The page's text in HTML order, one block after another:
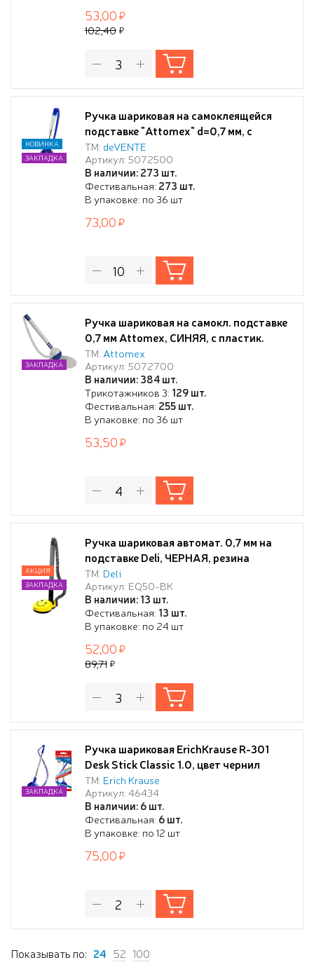
53,00
102,40
Ручка шариковая на самоклеящейся
подставке "Attomex" d=0,7 мм, с
пластиковым шнуром, прозрачный
корпус, сменный стержень, в
пластиковом блистере, корпус синий,
чернила синие
ТМ: deVENTE
Артикул: 5072500
В наличии: 273 шт.
Фестивальная: 273 шт.
В упаковке: по 36 шт
НОВИНКА
ЗАКЛАДКА
73,00
Ручка шариковая на самокл. подставке
0,7 мм Attomex, СИНЯЯ, с пластик.
шнуром и основан. в форме шара
ТМ: Attomex
Артикул: 5072700
В наличии: 384 шт.
Трикотажников 3: 129 шт.
Фестивальная: 255 шт.
В упаковке: по 36 шт
ЗАКЛАДКА
53,50
Ручка шариковая автомат. 0,7 мм на
подставке Deli, ЧЕРНАЯ, резина
манжета
ТМ: Deli
Артикул: EQ50-BK
В наличии: 13 шт.
Фестивальная: 13 шт.
В упаковке: по 24 шт
АКЦИЯ
ЗАКЛАДКА
52,00
89,71
Ручка шариковая ErichKrause R-301
Desk Stick Classic 1.0, цвет чернил
синий (в пакете по 1 шт.)
ТМ: Erich Krause
Артикул: 46434
В наличии: 6 шт.
Фестивальная: 6 шт.
В упаковке: по 12 шт
ЗАКЛАДКА
75,00
Показывать по: 24 52 100